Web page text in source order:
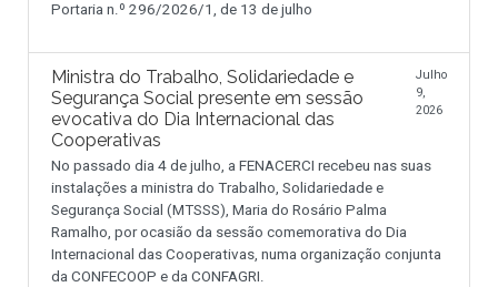
Portaria n.º 296/2026/1, de 13 de julho
Ministra do Trabalho, Solidariedade e
Segurança Social presente em sessão
evocativa do Dia Internacional das
Cooperativas
Julho
9,
2026
No passado dia 4 de julho, a FENACERCI recebeu nas suas
instalações a ministra do Trabalho, Solidariedade e
Segurança Social (MTSSS), Maria do Rosário Palma
Ramalho, por ocasião da sessão comemorativa do Dia
Internacional das Cooperativas, numa organização conjunta
da CONFECOOP e da CONFAGRI.